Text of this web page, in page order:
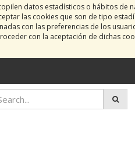
datos estadísticos o hábitos de
las cookies que son de tipo
con las preferencias de los
con la aceptación de dichas